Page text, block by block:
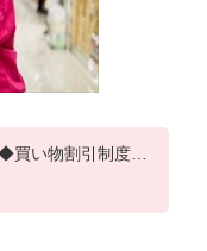
い物割引制度
円UP
円UP